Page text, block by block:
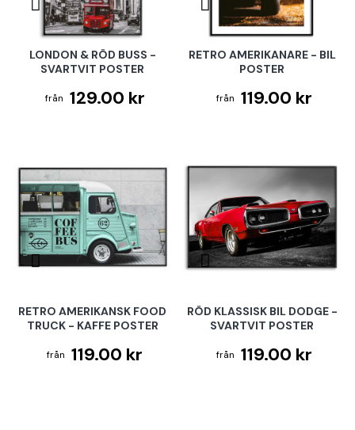
LONDON & RÖD BUSS -
SVARTVIT POSTER
129.00 kr
RETRO AMERIKANARE - BIL
POSTER
119.00 kr
RETRO AMERIKANSK FOOD
TRUCK - KAFFE POSTER
119.00 kr
RÖD KLASSISK BIL DODGE -
SVARTVIT POSTER
119.00 kr